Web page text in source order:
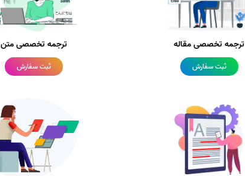
ترجمه تخصصی مقاله
ثبت سفارش
ترجمه تخصصی متن
ثبت سفارش